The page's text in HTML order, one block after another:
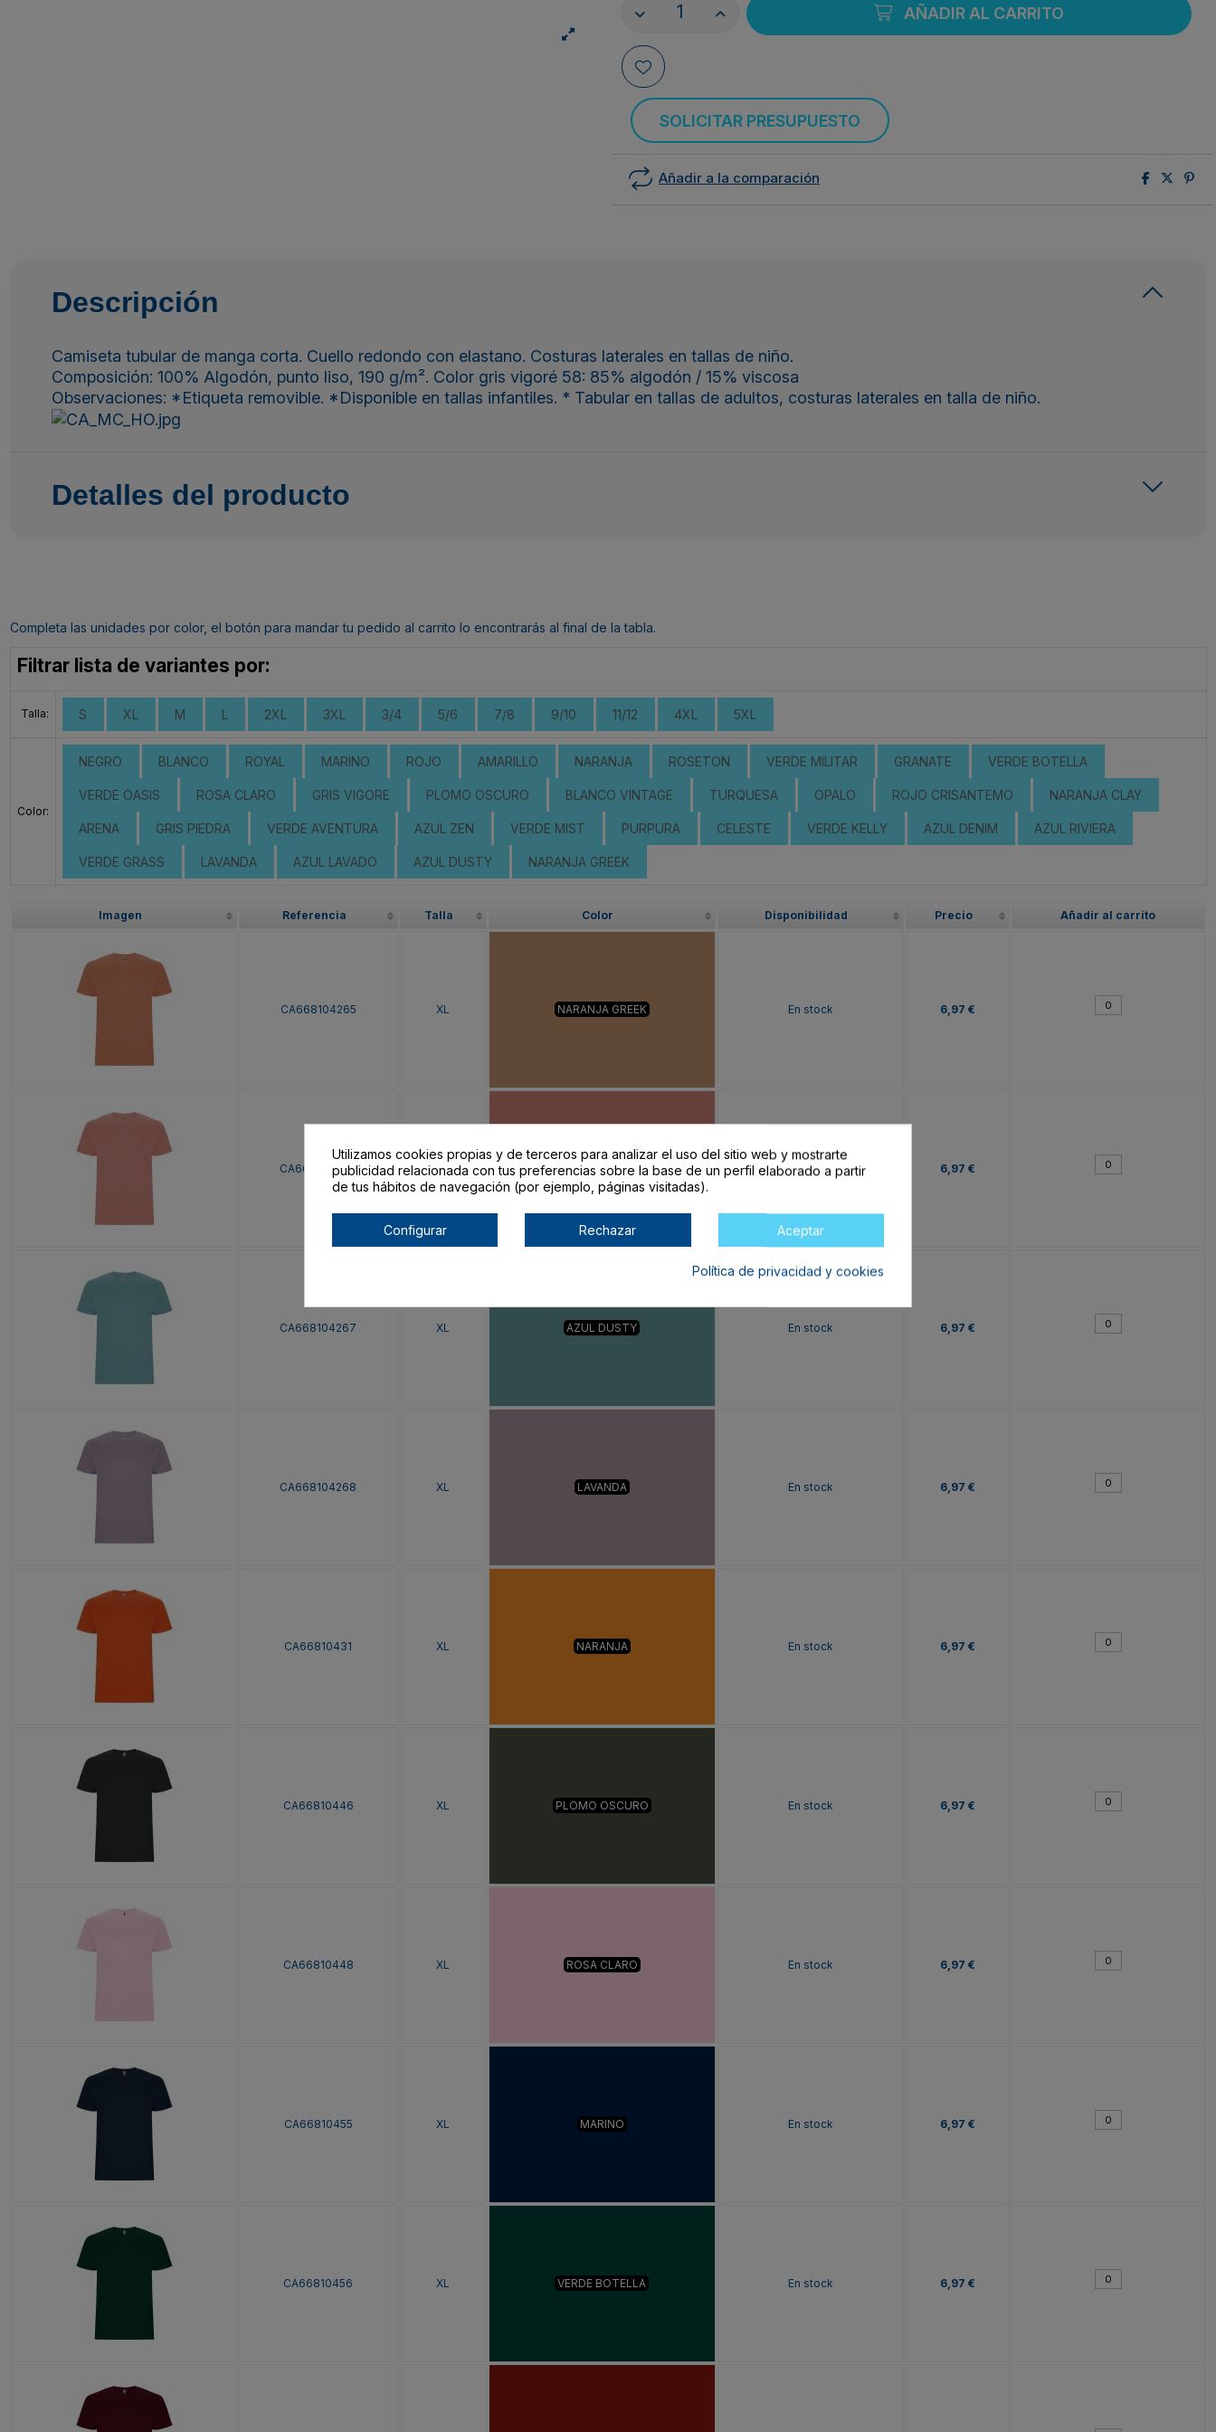
AÑADIR AL CARRITO
SOLICITAR PRESUPUESTO
Añadir a la comparación
Descripción
Camiseta tubular de manga corta. Cuello redondo con elastano. Costuras laterales en tallas de niño.
Composición: 100% Algodón, punto liso, 190 g/m². Color gris vigoré 58: 85% algodón / 15% viscosa
Observaciones: *Etiqueta removible. *Disponible en tallas infantiles. * Tabular en tallas de adultos, costuras laterales en talla de niño.
Detalles del producto
Completa las unidades por color, el botón para mandar tu pedido al carrito lo encontrarás al final de la tabla.
Filtrar lista de variantes por:
Talla: S XL M L 2XL 3XL 3/4 5/6 7/8 9/10 11/12 4XL 5XL
Color:
NEGRO BLANCO ROYAL MARINO ROJO AMARILLO NARANJA ROSETON VERDE MILITAR GRANATE VERDE BOTELLA
VERDE OASIS ROSA CLARO GRIS VIGORE PLOMO OSCURO BLANCO VINTAGE TURQUESA OPALO ROJO CRISANTEMO NARANJA CLAY
ARENA GRIS PIEDRA VERDE AVENTURA AZUL ZEN VERDE MIST PURPURA CELESTE VERDE KELLY AZUL DENIM AZUL RIVIERA
VERDE GRASS LAVANDA AZUL LAVADO AZUL DUSTY NARANJA GREEK
Imagen Referencia Talla Color Disponibilidad Precio Añadir al carrito
CA668104265 XL NARANJA GREEK En stock 6,97 €
CA668104266 XL NARANJA CLAY En stock 6,97 €
CA668104267 XL AZUL DUSTY En stock 6,97 €
CA668104268 XL LAVANDA En stock 6,97 €
CA66810431 XL NARANJA En stock 6,97 €
CA66810446 XL PLOMO OSCURO En stock 6,97 €
CA66810448 XL ROSA CLARO En stock 6,97 €
CA66810455 XL MARINO En stock 6,97 €
CA66810456 XL VERDE BOTELLA En stock 6,97 €
Utilizamos cookies propias y de terceros para analizar el uso del sitio web y mostrarte
publicidad relacionada con tus preferencias sobre la base de un perfil elaborado a partir
de tus hábitos de navegación (por ejemplo, páginas visitadas).
Configurar Rechazar Aceptar
Política de privacidad y cookies